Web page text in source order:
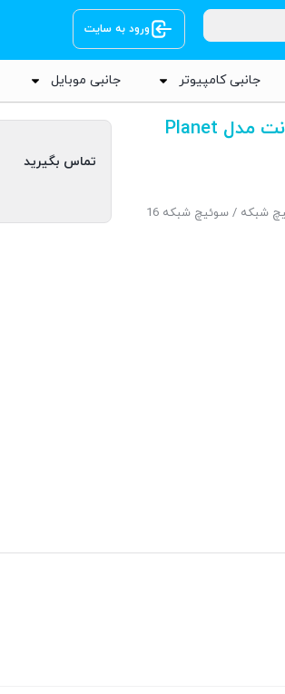
ورود به سایت
جانبی کامپیوتر جانبی موبایل
سوئیچ شبکه 16 پورت پلانت مدل Planet
شبکه
/ سوئیچ شبکه 16
تماس بگیرید